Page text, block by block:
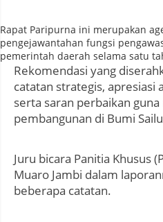
Rapat Paripurna ini merupakan
pengejawantahan fungsi
pemerintah daerah selama satu
Rekomendasi yang
catatan strategis, apresiasi
serta saran perbaikan
pembangunan di Bumi
Juru bicara Panitia Khusus
Muaro Jambi dalam
beberapa catatan.